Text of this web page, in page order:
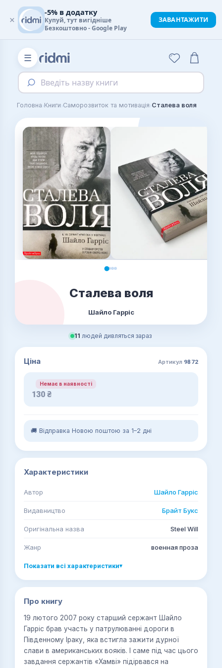
☰
Введіть назву книги
Головна›Книги›Саморозвиток та мотивація›Сталева воля
Сталева воля
Шайло Гарріс
11 людей дивляться зараз
Ціна Артикул 9872
Немає в наявності
130 ₴
🚚 Відправка Новою поштою за 1–2 дні
Характеристики
Автор Шайло Гарріс
Видавництво Брайт Букс
Оригінальна назва Steel Will
Жанр военная проза
Показати всі характеристики▾
Про книгу
19 лютого 2007 року старший сержант Шайло
Гарріс брав участь у патрулюванні дороги в
Південному Іраку, яка встигла зажити дурної
слави в американських вояків. І саме під час цього
завдання сержантів «Хамві» підірвався на
×
-5% в додатку
Купуй, тут вигідніше
Безкоштовно - Google Play
ЗАВАНТАЖИТИ